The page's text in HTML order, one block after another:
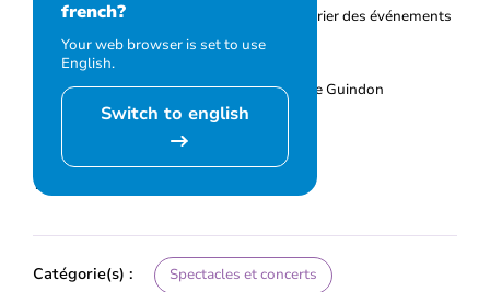
french?
Your web browser is set to use
English.
Switch to english
Programmation et inscription
Calendrier des événements
et activités
Mentana !
Mentana !
Catégorie(s) : Spectacles et concerts